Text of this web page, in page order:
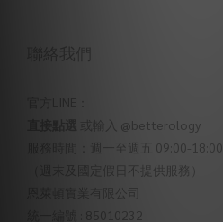
或輸入 @betterology
服務時間：週一至週五 09:00-18:00
（週末及國定假日不提供服務）
統一編號 : 85010232